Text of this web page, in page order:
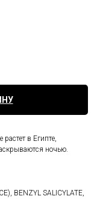
в Египте,
ночью.
BENZYL SALICYLATE,